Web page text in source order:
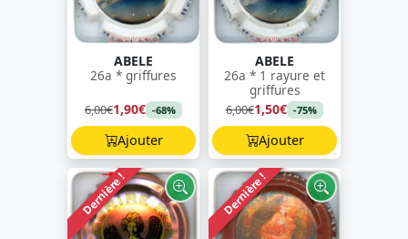
ABELE
26a * griffures
6,00€1,90€ -68%
Ajouter
ABELE
26a * 1 rayure et
griffures
6,00€1,50€ -75%
Ajouter
Dernière ! Dernière !